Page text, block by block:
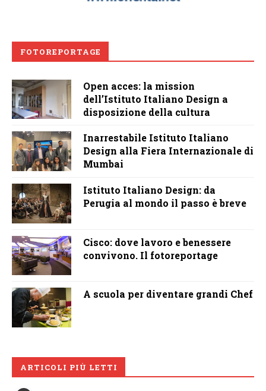
FOTOREPORTAGE
Open acces: la mission
dell’Istituto Italiano Design a
disposizione della cultura
Inarrestabile Istituto Italiano
Design alla Fiera Internazionale di
Mumbai
Istituto Italiano Design: da
Perugia al mondo il passo è breve
Cisco: dove lavoro e benessere
convivono. Il fotoreportage
A scuola per diventare grandi Chef
ARTICOLI PIÙ LETTI